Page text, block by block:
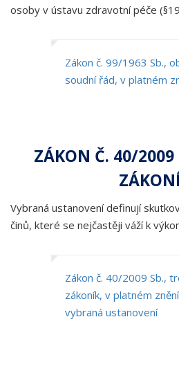
osoby v ústavu zdravotní péče
Zákon č. 99/1963 Sb.,
soudní řád, v platném
ZÁKON Č. 40/2009
Vybraná ustanovení definují
činů, které se nejčastěji váží k
Zákon č. 40/2009 Sb.,
zákoník, v platném
vybraná ustanovení